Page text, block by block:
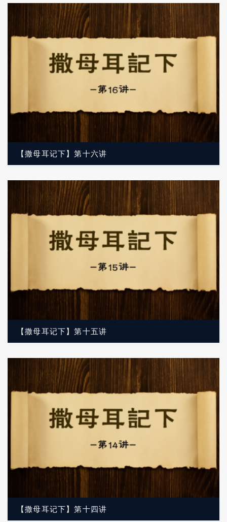
【撒母耳记下】第十六讲
【撒母耳记下】第十五讲
【撒母耳记下】第十四讲